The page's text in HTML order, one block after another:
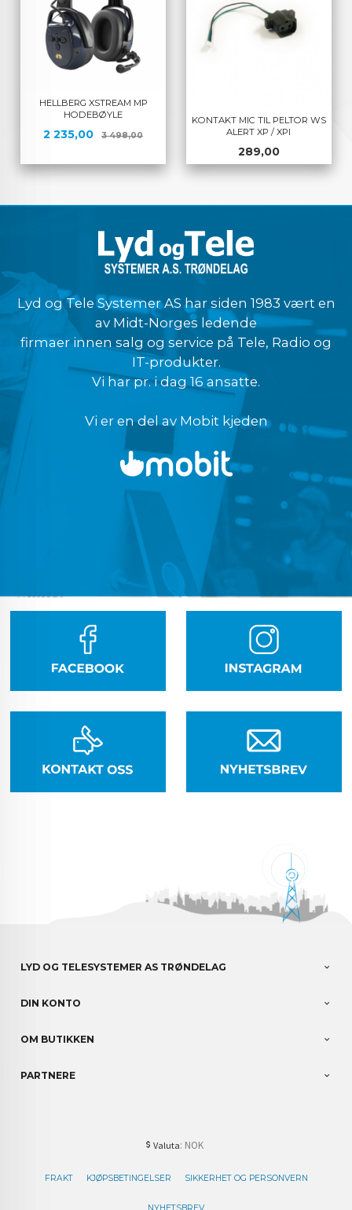
HELLBERG XSTREAM MP
HODEBØYLE
Tilbud
2 235,00 3 498,00Rabatt
KONTAKT MIC TIL PELTOR WS
ALERT XP / XPI
Pris
289,00
Lyd og Tele Systemer AS har siden 1983 vært en
av Midt-Norges ledende
firmaer innen salg og service på Tele, Radio og
IT-produkter.
Vi har pr. i dag 16 ansatte.
Vi er en del av Mobit kjeden
LYD OG TELESYSTEMER AS TRØNDELAG
DIN KONTO
OM BUTIKKEN
PARTNERE
Valuta: NOK
FRAKT KJØPSBETINGELSER SIKKERHET OG PERSONVERN